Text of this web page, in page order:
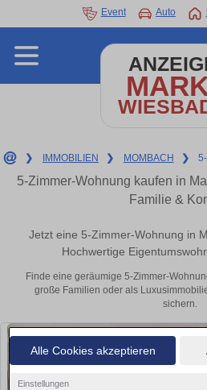
Alle Cookies akzeptieren
Einstellungen
Event Auto
❯ IMMOBILIEN ❯ MOMBACH ❯
5-Zimmer-Wohnung kaufen in
Familie &
Jetzt eine 5-Zimmer-Wohnung in
Hochwertige
Finde eine geräumige 5-Zimmer-
große Familien oder als
sichern.